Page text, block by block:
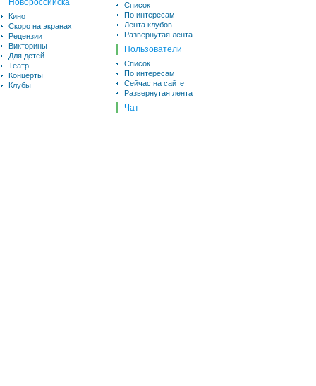
Новороссийска
Кино
Скоро на экранах
Рецензии
Викторины
Для детей
Театр
Концерты
Клубы
Список
По интересам
Лента клубов
Развернутая лента
Пользователи
Список
По интересам
Сейчас на сайте
Развернутая лента
Чат